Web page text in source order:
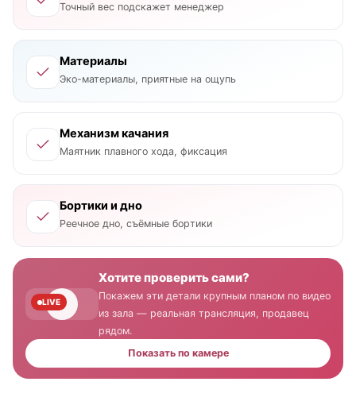
Точный вес подскажет менеджер
Материалы
Эко-материалы, приятные на ощупь
Механизм качания
Маятник плавного хода, фиксация
Бортики и дно
Реечное дно, съёмные бортики
LIVE
Хотите проверить сами?
Покажем эти детали крупным планом по видео
из зала — реальная трансляция, продавец
рядом.
Показать по камере